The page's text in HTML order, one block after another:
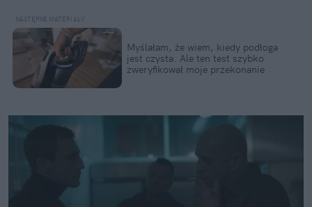
Myślałam, że wiem, kiedy podłoga
jest czysta. Ale ten test szybko
zweryfikował moje przekonanie